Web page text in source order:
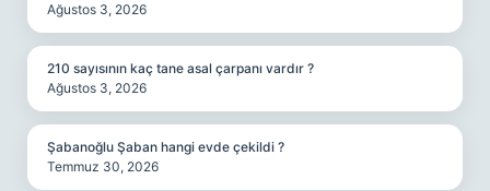
Ağustos 3, 2026
210 sayısının kaç tane asal çarpanı vardır ?
Ağustos 3, 2026
Şabanoğlu Şaban hangi evde çekildi ?
Temmuz 30, 2026